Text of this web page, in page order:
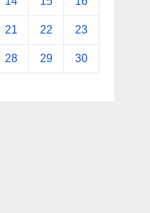
21 22 23
28 29 30